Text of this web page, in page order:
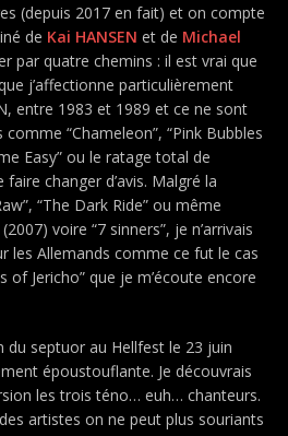
(depuis 2017 en fait) et on compte
de Kai HANSEN et de Michael
par quatre chemins : il est vrai que
j’affectionne particulièrement
entre 1983 et 1989 et ce ne sont
“Chameleon”, “Pink Bubbles
Easy” ou le ratage total de
changer d’avis. Malgré la
“The Dark Ride” ou même
voire “7 sinners”, je n’arrivais
les Allemands comme ce fut le cas
of Jericho” que je m’écoute encore
du septuor au Hellfest le 23 juin
époustouflante. Je découvrais
les trois téno… euh… chanteurs.
artistes on ne peut plus souriants